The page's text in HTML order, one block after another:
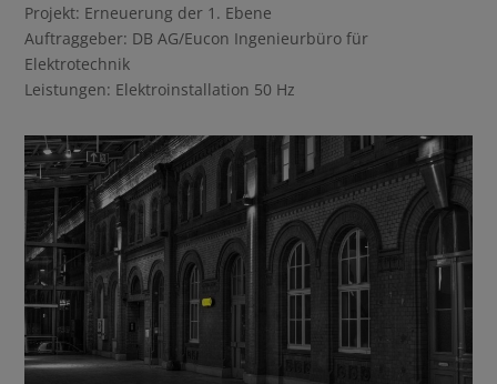
Projekt: Erneuerung der 1. Ebene
Auftraggeber: DB AG/Eucon Ingenieurbüro für
Elektrotechnik
Leistungen: Elektroinstallation 50 Hz